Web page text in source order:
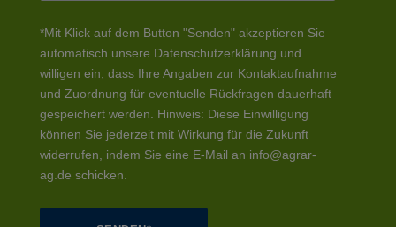
*Mit Klick auf dem Button "Senden" akzeptieren Sie
automatisch unsere Datenschutzerklärung und
willigen ein, dass Ihre Angaben zur Kontaktaufnahme
und Zuordnung für eventuelle Rückfragen dauerhaft
gespeichert werden. Hinweis: Diese Einwilligung
können Sie jederzeit mit Wirkung für die Zukunft
widerrufen, indem Sie eine E-Mail an info@agrar-
ag.de schicken.